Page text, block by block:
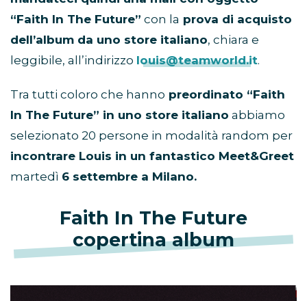
“Faith In The Future” con la prova di acquisto
dell’album da uno store italiano, chiara e
leggibile, all’indirizzo louis@teamworld.it.
Tra tutti coloro che hanno preordinato “Faith
In The Future” in uno store italiano abbiamo
selezionato 20 persone in modalità random per
incontrare Louis in un fantastico Meet&Greet
martedì 6 settembre a Milano.
Faith In The Future
copertina album